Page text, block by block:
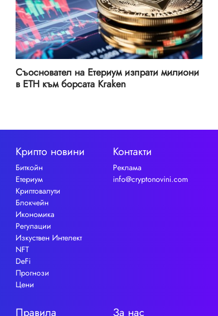
Съосновател на Етериум изпрати милиони
в ETH към борсата Kraken
Крипто новини
Биткойн
Етериум
Криптовалути
Блокчейн
Икономика
Регулации
Изкуствен Интелект
NFT
DeFi
Прогнози
Цени
Контакти
Реклама
info@cryptonovini.com
Правила За нас